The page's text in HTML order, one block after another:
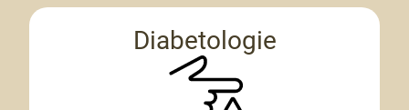
Diabetologie